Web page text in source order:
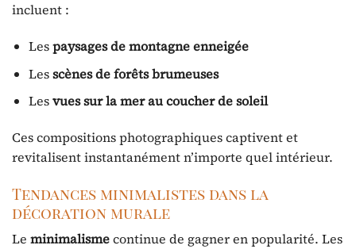
incluent :
Lespaysages de montagne enneigée
Lesscènes de forêts brumeuses
Lesvues sur la mer au coucher de soleil
Ces compositions photographiques captivent et
revitalisent instantanément n’importe quel intérieur.
Tendances minimalistes dans la
décoration murale
Le minimalismecontinue de gagner en popularité. Les